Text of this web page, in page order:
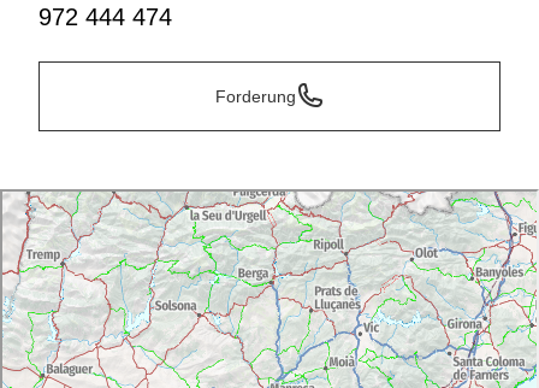
972 444 474
Forderung